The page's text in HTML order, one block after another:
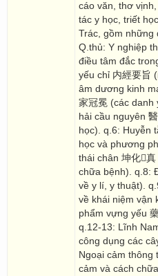
cáo văn, thơ
tác y học, triết
Trác, gồm những
Q.thủ: Y nghiệp
điều tâm đắc
yếu chỉ 内經要旨
âm dương kinh
家冠冕 (các
hải cầu nguyên
học). q.6: Huyễn
học và phương
thái chân 坤化񠈚
chữa bệnh). q.8:
về y lí, y thuật).
về khái niệm vận
phẩm vựng yếu
q.12-13: Lĩnh
công dụng các
Ngoại cảm thông
cảm và cách